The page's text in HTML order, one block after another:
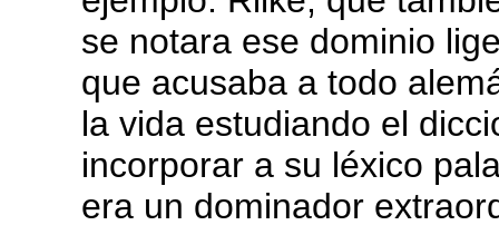
se notara ese dominio
que acusaba a todo
la vida estudiando el
incorporar a su léxico
era un dominador